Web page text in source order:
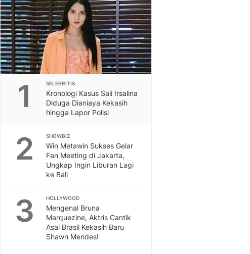
1 SELEBRITIS
Kronologi Kasus Sali Irsalina
Diduga Dianiaya Kekasih
hingga Lapor Polisi
2 SHOWBIZ
Win Metawin Sukses Gelar
Fan Meeting di Jakarta,
Ungkap Ingin Liburan Lagi
ke Bali
3 HOLLYWOOD
Mengenal Bruna
Marquezine, Aktris Cantik
Asal Brasil Kekasih Baru
Shawn Mendes!